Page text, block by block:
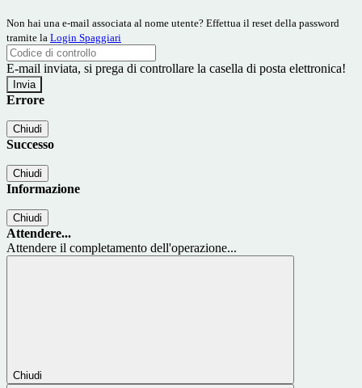
Non hai una e-mail associata al nome utente? Effettua il reset della password
tramite la Login Spaggiari
E-mail inviata, si prega di controllare la casella di posta elettronica!
Errore
Chiudi
Successo
Chiudi
Informazione
Chiudi
Attendere...
Attendere il completamento dell'operazione...
Chiudi